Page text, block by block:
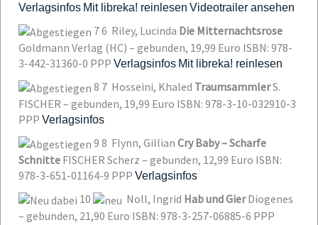
Verlagsinfos Mit libreka! reinlesen Videotrailer ansehen
76 Riley, Lucinda Die Mitternachtsrose
Goldmann Verlag (HC) – gebunden, 19,99 Euro ISBN: 978-
3-442-31360-0 PPP Verlagsinfos Mit libreka! reinlesen
8 7 Hosseini, Khaled TraumsammlerS.
FISCHER – gebunden, 19,99 Euro ISBN: 978-3-10-032910-3
PPP Verlagsinfos
9 8 Flynn, Gillian Cry Baby – Scharfe
Schnitte FISCHER Scherz – gebunden, 12,99 Euro ISBN:
978-3-651-01164-9 PPP Verlagsinfos
10 Noll, Ingrid Hab und GierDiogenes
– gebunden, 21,90 Euro ISBN: 978-3-257-06885-6 PPP